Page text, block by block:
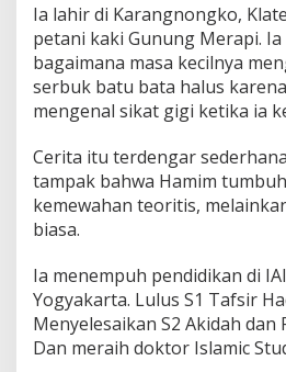
Ia lahir di Karangnongko,
petani kaki Gunung Merapi.
bagaimana masa kecilnya
serbuk batu bata halus
mengenal sikat gigi ketika ia
Cerita itu terdengar
tampak bahwa Hamim
kemewahan teoritis,
biasa.
Ia menempuh pendidikan di
Yogyakarta. Lulus S1 Tafsir
Menyelesaikan S2 Akidah dan
Dan meraih doktor Islamic